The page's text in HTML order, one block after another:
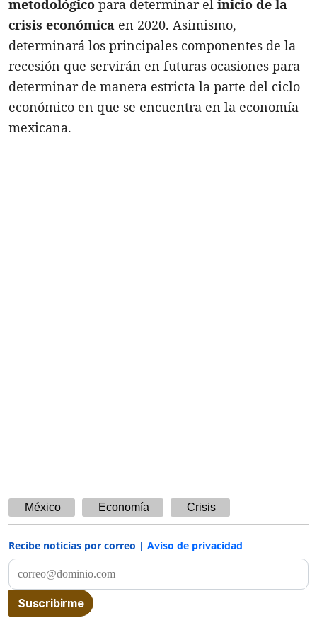
metodológico para determinar el inicio de la
crisis económica en 2020. Asimismo,
determinará los principales componentes de la
recesión que servirán en futuras ocasiones para
determinar de manera estricta la parte del ciclo
económico en que se encuentra en la economía
mexicana.
México Economía Crisis
Recibe noticias por correo | Aviso de privacidad